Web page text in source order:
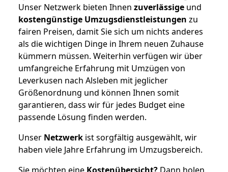
Unser Netzwerk bieten Ihnen zuverlässige und
kostengünstige Umzugsdienstleistungen zu
fairen Preisen, damit Sie sich um nichts anderes
als die wichtigen Dinge in Ihrem neuen Zuhause
kümmern müssen. Weiterhin verfügen wir über
umfangreiche Erfahrung mit Umzügen von
Leverkusen nach Alsleben mit jeglicher
Größenordnung und können Ihnen somit
garantieren, dass wir für jedes Budget eine
passende Lösung finden werden.
Unser Netzwerk ist sorgfältig ausgewählt, wir
haben viele Jahre Erfahrung im Umzugsbereich.